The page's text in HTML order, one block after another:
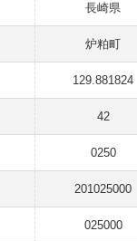
長崎県
炉粕町
129.881824
42
0250
201025000
025000